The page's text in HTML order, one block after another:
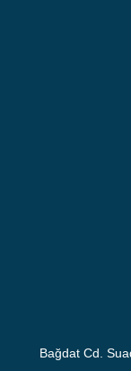
Bağdat Cd.